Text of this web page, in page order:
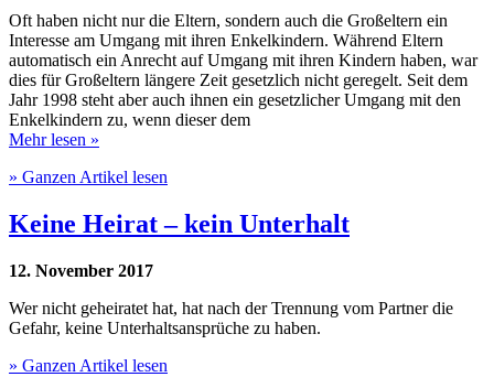
Oft haben nicht nur die Eltern, sondern auch die Großeltern ein
Interesse am Umgang mit ihren Enkelkindern. Während Eltern
automatisch ein Anrecht auf Umgang mit ihren Kindern haben, war
dies für Großeltern längere Zeit gesetzlich nicht geregelt. Seit dem
Jahr 1998 steht aber auch ihnen ein gesetzlicher Umgang mit den
Enkelkindern zu, wenn dieser dem
Mehr lesen »
» Ganzen Artikel lesen
Keine Heirat – kein Unterhalt
12. November 2017
Wer nicht geheiratet hat, hat nach der Trennung vom Partner die
Gefahr, keine Unterhaltsansprüche zu haben.
» Ganzen Artikel lesen